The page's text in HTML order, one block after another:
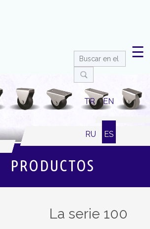
☰
TR EN
RU ES
PRODUCTOS
La serie 100